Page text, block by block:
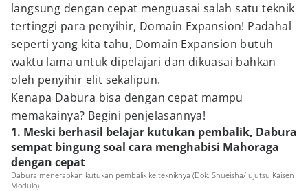
langsung dengan cepat menguasai salah satu teknik
tertinggi para penyihir, Domain Expansion! Padahal
seperti yang kita tahu, Domain Expansion butuh
waktu lama untuk dipelajari dan dikuasai bahkan
oleh penyihir elit sekalipun.
Kenapa Dabura bisa dengan cepat mampu
memakainya? Begini penjelasannya!
1. Meski berhasil belajar kutukan pembalik, Dabura
sempat bingung soal cara menghabisi Mahoraga
dengan cepat
Dabura menerapkan kutukan pembalik ke tekniknya (Dok. Shueisha/Jujutsu Kaisen
Modulo)